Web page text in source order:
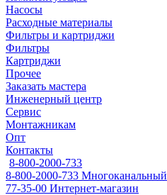
Насосы
Расходные материалы
Фильтры и картриджи
Фильтры
Картриджи
Прочее
Заказать мастера
Инженерный центр
Сервис
Монтажникам
Опт
Контакты
8-800-2000-733
8-800-2000-733 Многоканальный
77-35-00 Интернет-магазин